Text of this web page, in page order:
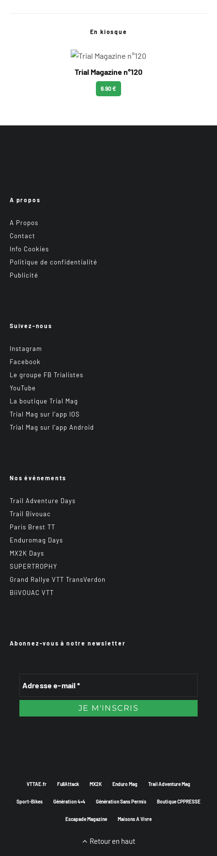
En kiosque
Trial Magazine n°120
6.90 €
A propos
A Propos
Contact
Info Cookies
Politique de confidentialité
Publicité
Suivez-nous
Instagram
Facebook
Le groupe FB Trialistes
YouTube
La boutique Trial Mag
Trial Mag sur l’app IOS
Trial Mag sur l’app Android
Nos événements
Trail Adventure Days
Trail Bivouac
Paris Brest TT
Enduromag Days
MX2K Days
SUPERTROPHY
Grand Rallye VTT TransVerdon
BiiVOUAC VTT
Abonnez-vous à notre newsletter
VTTAE.fr FullAttack MX2K Enduro Mag Trail Adventure Mag
Sport-Bikes Génération 4×4 Génération Sans Permis Boutique CPPRESSE
Escapade Magazine Maisons A Vivre
Retour en haut